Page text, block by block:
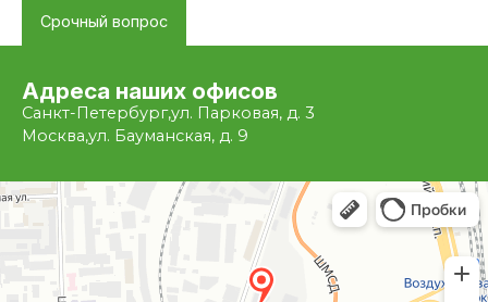
Срочный вопрос
Адреса наших офисов
Санкт-Петербург,ул. Парковая, д. 3
Москва,ул. Бауманская, д. 9